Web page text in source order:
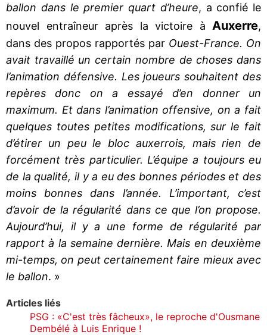
ballon dans le premier quart d’heure, a confié le
nouvel entraîneur après la victoire à Auxerre,
dans des propos rapportés par Ouest-France. On
avait travaillé un certain nombre de choses dans
l’animation défensive. Les joueurs souhaitent des
repères donc on a essayé d’en donner un
maximum. Et dans l’animation offensive, on a fait
quelques toutes petites modifications, sur le fait
d’étirer un peu le bloc auxerrois, mais rien de
forcément très particulier. L’équipe a toujours eu
de la qualité, il y a eu des bonnes périodes et des
moins bonnes dans l’année. L’important, c’est
d’avoir de la régularité dans ce que l’on propose.
Aujourd’hui, il y a une forme de régularité par
rapport à la semaine dernière. Mais en deuxième
mi-temps, on peut certainement faire mieux avec
le ballon. »
Articles liés
PSG : «C'est très fâcheux», le reproche d'Ousmane
Dembélé à Luis Enrique !